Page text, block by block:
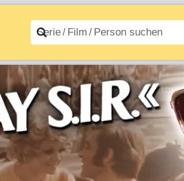
Filme A–Z